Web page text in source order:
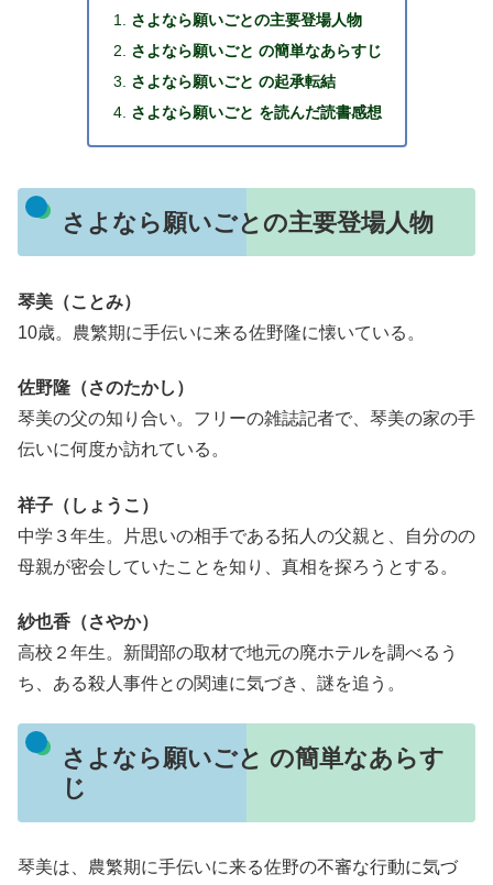
さよなら願いごとの主要登場人物
さよなら願いごと の簡単なあらすじ
さよなら願いごと の起承転結
さよなら願いごと を読んだ読書感想
さよなら願いごとの主要登場人物
琴美（ことみ）
10歳。農繁期に手伝いに来る佐野隆に懐いている。
佐野隆（さのたかし）
琴美の父の知り合い。フリーの雑誌記者で、琴美の家の手
伝いに何度か訪れている。
祥子（しょうこ）
中学３年生。片思いの相手である拓人の父親と、自分のの
母親が密会していたことを知り、真相を探ろうとする。
紗也香（さやか）
高校２年生。新聞部の取材で地元の廃ホテルを調べるう
ち、ある殺人事件との関連に気づき、謎を追う。
さよなら願いごと の簡単なあらす
じ
琴美は、農繁期に手伝いに来る佐野の不審な行動に気づ